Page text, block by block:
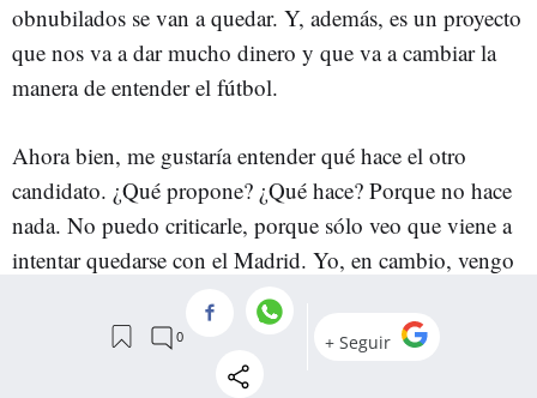
obnubilados se van a quedar. Y, además, es un proyecto
que nos va a dar mucho dinero y que va a cambiar la
manera de entender el fútbol.
Ahora bien, me gustaría entender qué hace el otro
candidato. ¿Qué propone? ¿Qué hace? Porque no hace
nada. No puedo criticarle, porque sólo veo que viene a
intentar quedarse con el Madrid. Yo, en cambio, vengo
Qué le diría a los socios que el domingo tienen que